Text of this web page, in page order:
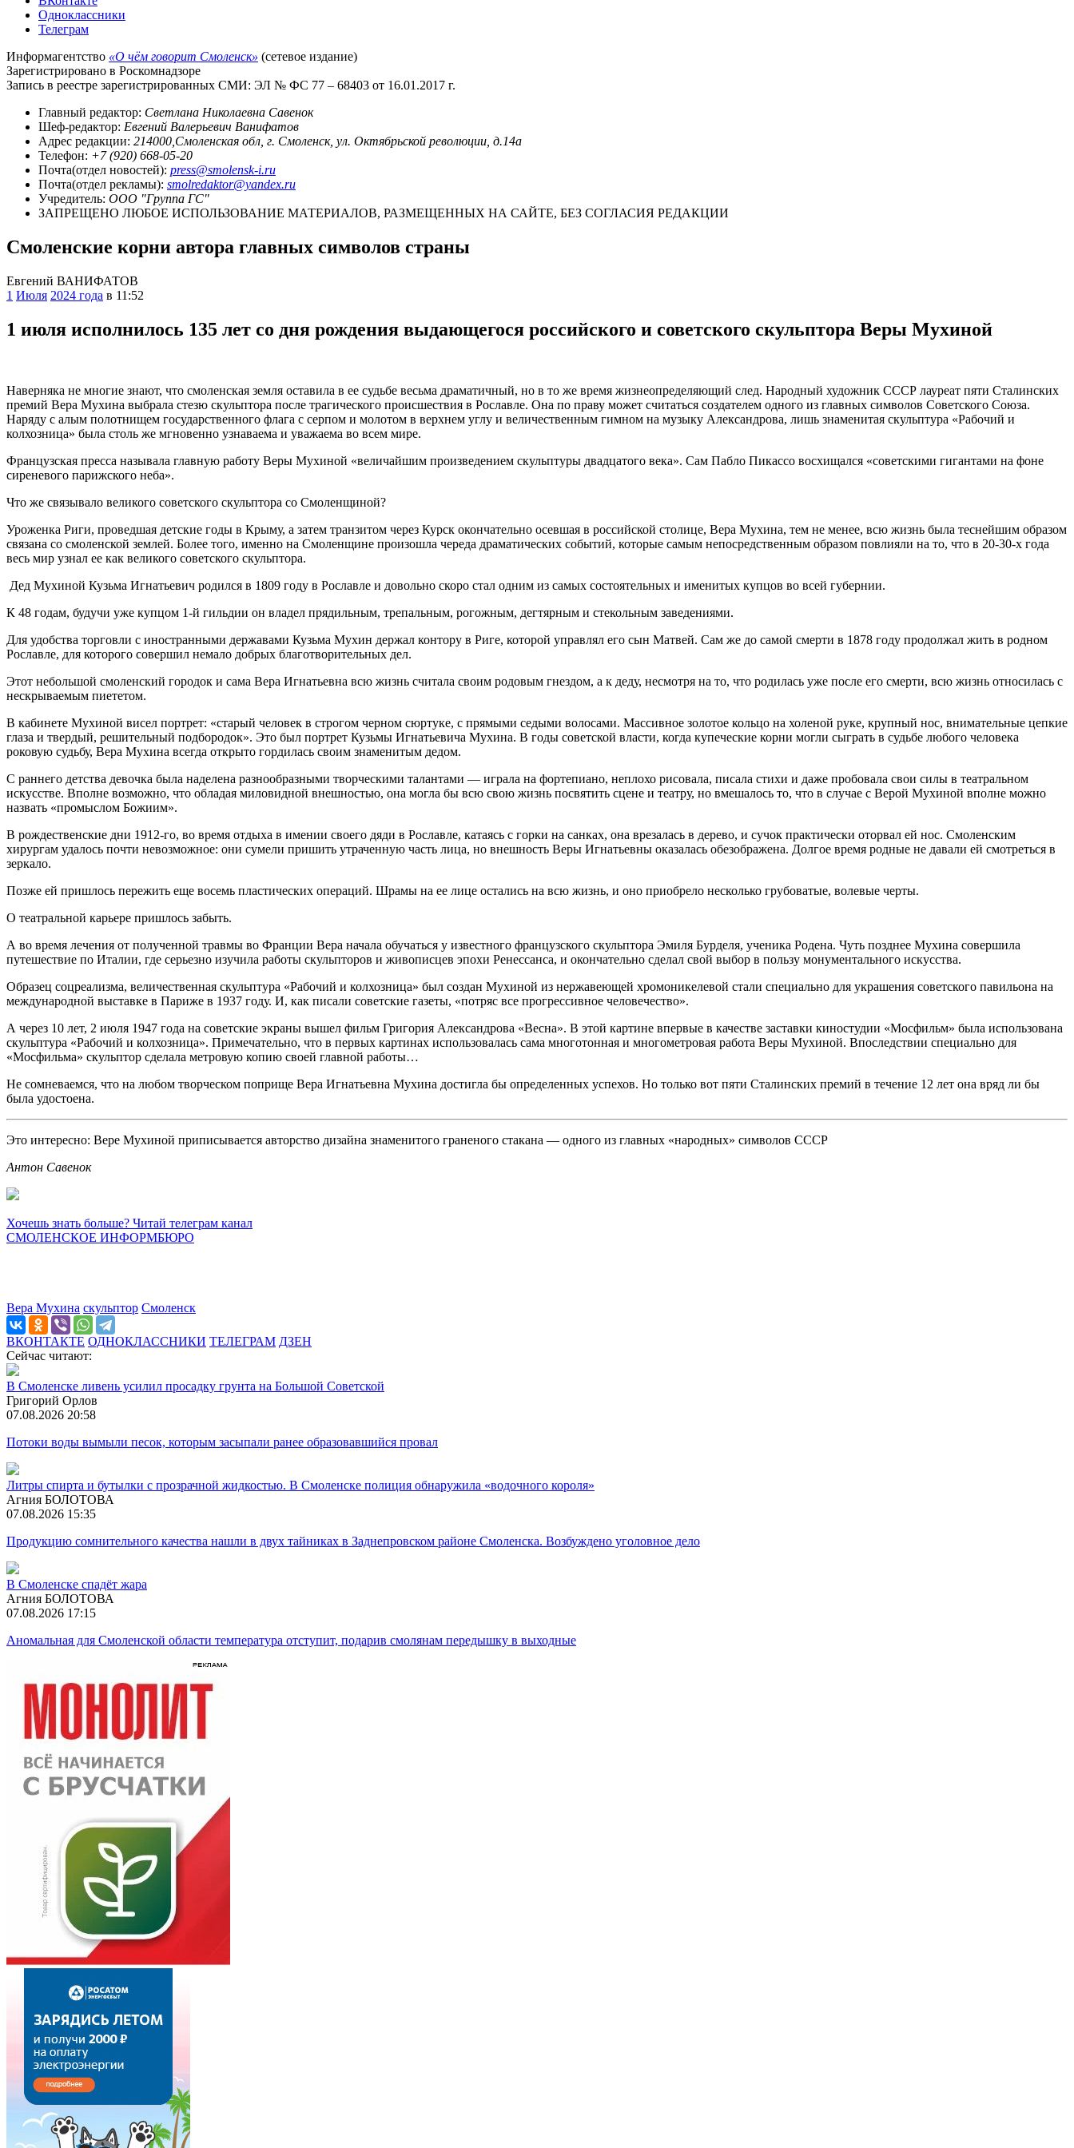
Одноклассники
Телеграм
Информагентство «О чём говорит Смоленск» (сетевое издание)
Зарегистрировано в Роскомнадзоре
Запись в реестре зарегистрированных СМИ: ЭЛ № ФС 77 – 68403 от 16.01.2017 г.
Главный редактор: Светлана Николаевна Савенок
Шеф-редактор: Евгений Валерьевич Ванифатов
Адрес редакции: 214000,Смоленская обл, г. Смоленск, ул. Октябрьской революции, д.14а
Телефон: +7 (920) 668-05-20
Почта(отдел новостей): press@smolensk-i.ru
Почта(отдел рекламы): smolredaktor@yandex.ru
Учредитель: ООО "Группа ГС"
ЗАПРЕЩЕНО ЛЮБОЕ ИСПОЛЬЗОВАНИЕ МАТЕРИАЛОВ, РАЗМЕЩЕННЫХ НА САЙТЕ, БЕЗ СОГЛАСИЯ РЕДАКЦИИ
Смоленские корни автора главных символов страны
Евгений ВАНИФАТОВ
1 Июля 2024 года в 11:52
1 июля исполнилось 135 лет со дня рождения выдающегося российского и советского скульптора Веры Мухиной
Наверняка не многие знают, что смоленская земля оставила в ее судьбе весьма драматичный, но в то же время жизнеопределяющий след. Народный художник СССР лауреат пяти Сталинских
премий Вера Мухина выбрала стезю скульптора после трагического происшествия в Рославле. Она по праву может считаться создателем одного из главных символов Советского Союза.
Наряду с алым полотнищем государственного флага с серпом и молотом в верхнем углу и величественным гимном на музыку Александрова, лишь знаменитая скульптура «Рабочий и
колхозница» была столь же мгновенно узнаваема и уважаема во всем мире.
Французская пресса называла главную работу Веры Мухиной «величайшим произведением скульптуры двадцатого века». Сам Пабло Пикассо восхищался «советскими гигантами на фоне
сиреневого парижского неба».
Что же связывало великого советского скульптора со Смоленщиной?
Уроженка Риги, проведшая детские годы в Крыму, а затем транзитом через Курск окончательно осевшая в российской столице, Вера Мухина, тем не менее, всю жизнь была теснейшим образом
связана со смоленской землей. Более того, именно на Смоленщине произошла череда драматических событий, которые самым непосредственным образом повлияли на то, что в 20-30-х года
весь мир узнал ее как великого советского скульптора.
Дед Мухиной Кузьма Игнатьевич родился в 1809 году в Рославле и довольно скоро стал одним из самых состоятельных и именитых купцов во всей губернии.
К 48 годам, будучи уже купцом 1-й гильдии он владел прядильным, трепальным, рогожным, дегтярным и стекольным заведениями.
Для удобства торговли с иностранными державами Кузьма Мухин держал контору в Риге, которой управлял его сын Матвей. Сам же до самой смерти в 1878 году продолжал жить в родном
Рославле, для которого совершил немало добрых благотворительных дел.
Этот небольшой смоленский городок и сама Вера Игнатьевна всю жизнь считала своим родовым гнездом, а к деду, несмотря на то, что родилась уже после его смерти, всю жизнь относилась с
нескрываемым пиететом.
В кабинете Мухиной висел портрет: «старый человек в строгом черном сюртуке, с прямыми седыми волосами. Массивное золотое кольцо на холеной руке, крупный нос, внимательные цепкие
глаза и твердый, решительный подбородок». Это был портрет Кузьмы Игнатьевича Мухина. В годы советской власти, когда купеческие корни могли сыграть в судьбе любого человека
роковую судьбу, Вера Мухина всегда открыто гордилась своим знаменитым дедом.
С раннего детства девочка была наделена разнообразными творческими талантами — играла на фортепиано, неплохо рисовала, писала стихи и даже пробовала свои силы в театральном
искусстве. Вполне возможно, что обладая миловидной внешностью, она могла бы всю свою жизнь посвятить сцене и театру, но вмешалось то, что в случае с Верой Мухиной вполне можно
назвать «промыслом Божиим».
В рождественские дни 1912-го, во время отдыха в имении своего дяди в Рославле, катаясь с горки на санках, она врезалась в дерево, и сучок практически оторвал ей нос. Смоленским
хирургам удалось почти невозможное: они сумели пришить утраченную часть лица, но внешность Веры Игнатьевны оказалась обезображена. Долгое время родные не давали ей смотреться в
зеркало.
Позже ей пришлось пережить еще восемь пластических операций. Шрамы на ее лице остались на всю жизнь, и оно приобрело несколько грубоватые, волевые черты.
О театральной карьере пришлось забыть.
А во время лечения от полученной травмы во Франции Вера начала обучаться у известного французского скульптора Эмиля Бурделя, ученика Родена. Чуть позднее Мухина совершила
путешествие по Италии, где серьезно изучила работы скульпторов и живописцев эпохи Ренессанса, и окончательно сделал свой выбор в пользу монументального искусства.
Образец соцреализма, величественная скульптура «Рабочий и колхозница» был создан Мухиной из нержавеющей хромоникелевой стали специально для украшения советского павильона на
международной выставке в Париже в 1937 году. И, как писали советские газеты, «потряс все прогрессивное человечество».
А через 10 лет, 2 июля 1947 года на советские экраны вышел фильм Григория Александрова «Весна». В этой картине впервые в качестве заставки киностудии «Мосфильм» была использована
скульптура «Рабочий и колхозница». Примечательно, что в первых картинах использовалась сама многотонная и многометровая работа Веры Мухиной. Впоследствии специально для
«Мосфильма» скульптор сделала метровую копию своей главной работы…
Не сомневаемся, что на любом творческом поприще Вера Игнатьевна Мухина достигла бы определенных успехов. Но только вот пяти Сталинских премий в течение 12 лет она вряд ли бы
была удостоена.
Это интересно: Вере Мухиной приписывается авторство дизайна знаменитого граненого стакана — одного из главных «народных» символов СССР
Антон Савенок
Хочешь знать больше? Читай телеграм канал
СМОЛЕНСКОЕ ИНФОРМБЮРО
Вера Мухина скульптор Смоленск
ВКОНТАКТЕ ОДНОКЛАССНИКИ ТЕЛЕГРАМ ДЗЕН
Сейчас читают:
В Смоленске ливень усилил просадку грунта на Большой Советской
Григорий Орлов
07.08.2026 20:58
Потоки воды вымыли песок, которым засыпали ранее образовавшийся провал
Литры спирта и бутылки с прозрачной жидкостью. В Смоленске полиция обнаружила «водочного короля»
Агния БОЛОТОВА
07.08.2026 15:35
Продукцию сомнительного качества нашли в двух тайниках в Заднепровском районе Смоленска. Возбуждено уголовное дело
В Смоленске спадёт жара
Агния БОЛОТОВА
07.08.2026 17:15
Аномальная для Смоленской области температура отступит, подарив смолянам передышку в выходные